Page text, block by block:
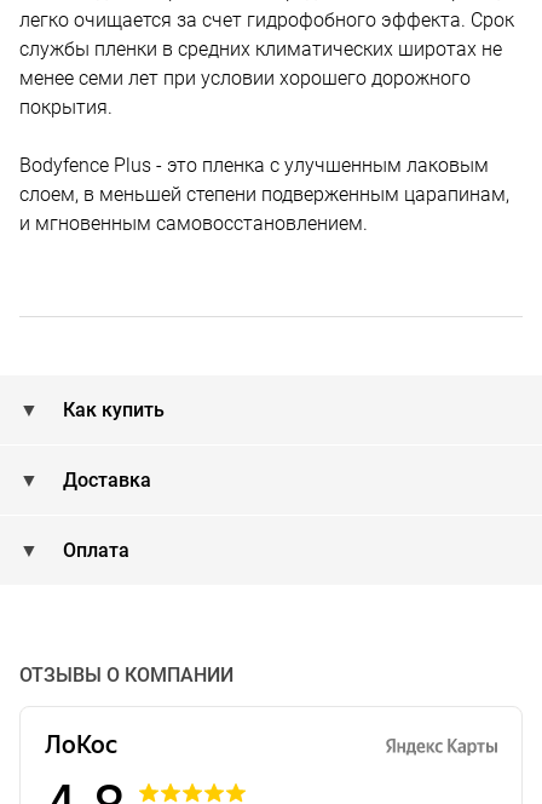
легко очищается за счет гидрофобного эффекта. Срок
службы пленки в средних климатических широтах не
менее семи лет при условии хорошего дорожного
покрытия.
Bodyfence Plus - это пленка с улучшенным лаковым
слоем, в меньшей степени подверженным царапинам,
и мгновенным самовосстановлением.
Как купить
Доставка
Оплата
ОТЗЫВЫ О КОМПАНИИ